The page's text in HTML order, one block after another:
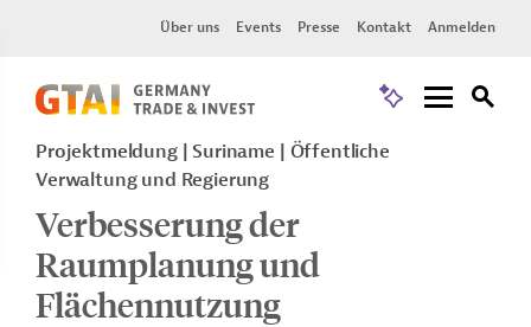
Über uns Events Presse Kontakt Anmelden
Projektmeldung Suriname
Öffentliche
Verwaltung und Regierung
Verbesserung der
Raumplanung und
Flächennutzung